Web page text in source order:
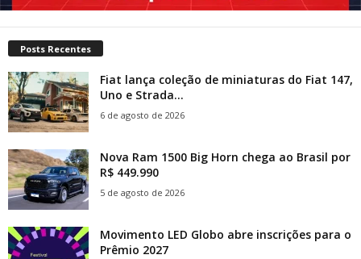
Posts Recentes
Fiat lança coleção de miniaturas do Fiat 147,
Uno e Strada...
6 de agosto de 2026
Nova Ram 1500 Big Horn chega ao Brasil por
R$ 449.990
5 de agosto de 2026
Movimento LED Globo abre inscrições para o
Prêmio 2027